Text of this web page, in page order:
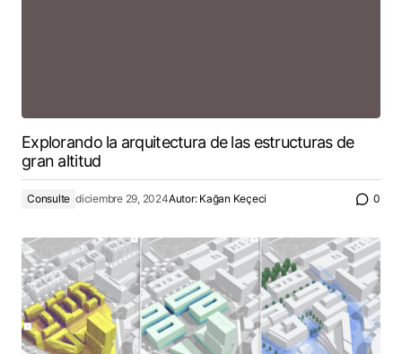
Explorando la arquitectura de las estructuras de
gran altitud
Consulte diciembre 29, 2024Autor: Kağan Keçeci 0